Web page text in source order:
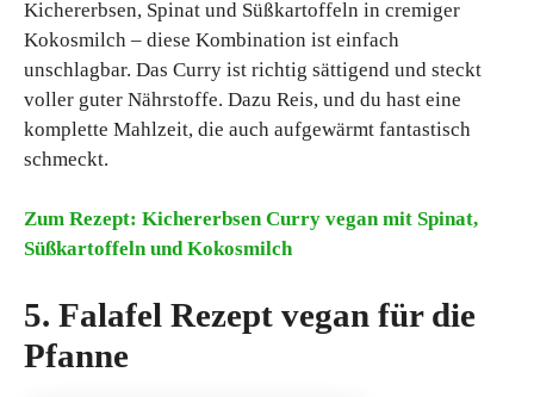
Kichererbsen, Spinat und Süßkartoffeln in cremiger
Kokosmilch – diese Kombination ist einfach
unschlagbar. Das Curry ist richtig sättigend und steckt
voller guter Nährstoffe. Dazu Reis, und du hast eine
komplette Mahlzeit, die auch aufgewärmt fantastisch
schmeckt.
Zum Rezept: Kichererbsen Curry vegan mit Spinat,
Süßkartoffeln und Kokosmilch
5. Falafel Rezept vegan für die
Pfanne